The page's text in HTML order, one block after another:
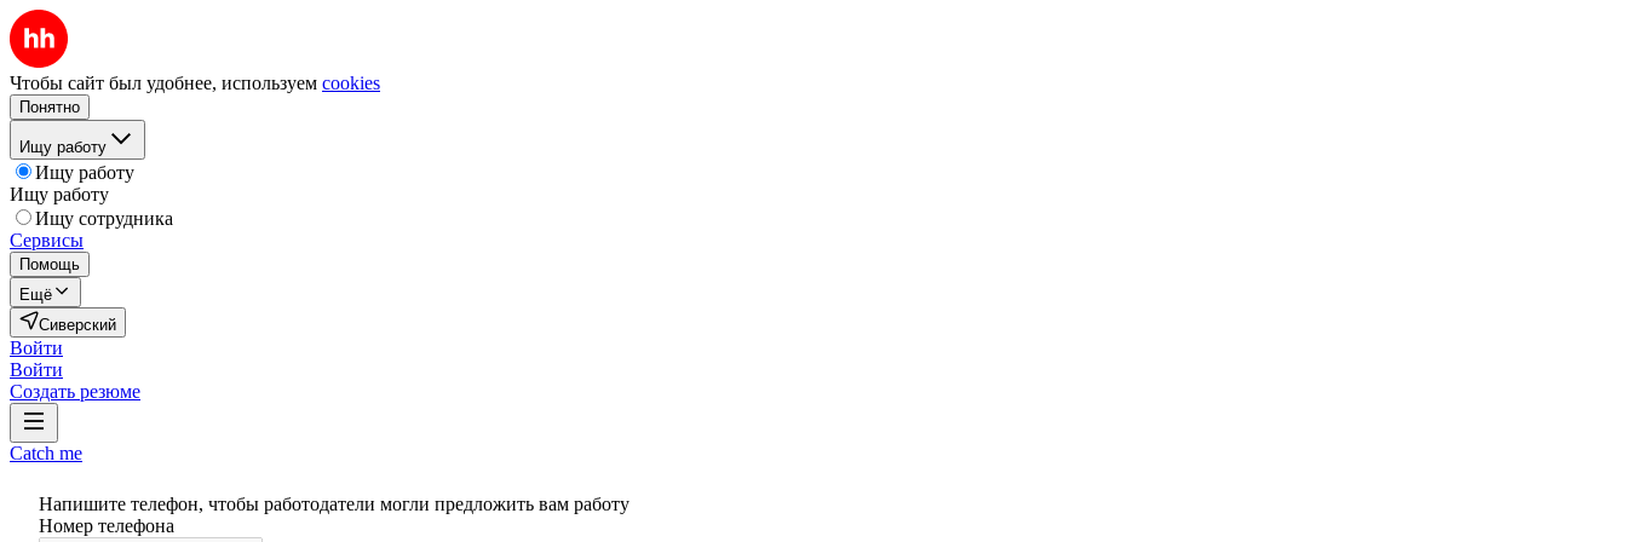
Чтобы сайт был удобнее, используем cookies
Понятно
Ищу работу
Ищу работу
Ищу работу
Ищу сотрудника
Сервисы
Помощь
Ещё
Сиверский
Войти
Войти
Создать резюме
Catch me
Напишите телефон, чтобы работодатели могли предложить вам работу
Номер телефона